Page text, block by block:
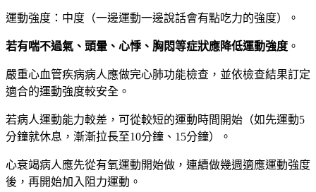
運動強度：中度（一邊運動一邊說話會有點吃力的強度）。
若有喘不過氣、頭暈、心悸、胸悶等症狀應降低運動強度 。
嚴重心血管疾病病人應做完心肺功能檢查，並依檢查結果訂定
適合的運動強度較安全。
若病人運動能力較差，可從較短的運動時間開始（如先運動5
分鐘就休息，漸漸拉長至10分鐘、15分鐘）。
心衰竭病人應先從有氧運動開始做，連續做幾週適應運動強度
後，再開始加入阻力運動。